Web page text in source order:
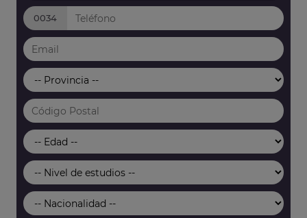
0034